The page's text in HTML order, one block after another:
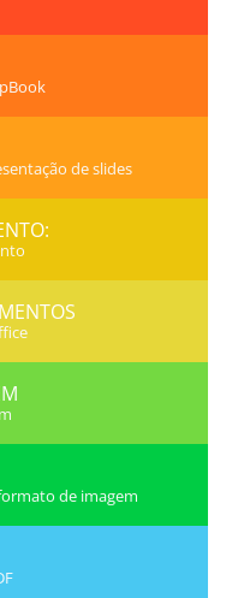
de slides
de imagem